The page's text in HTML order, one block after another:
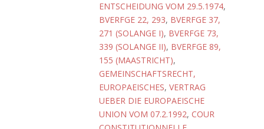
ENTSCHEIDUNG VOM 29.5.1974,
BVERFGE 22, 293, BVERFGE 37,
271 (SOLANGE I), BVERFGE 73,
339 (SOLANGE II), BVERFGE 89,
155 (MAASTRICHT),
GEMEINSCHAFTSRECHT,
EUROPAEISCHES, VERTRAG
UEBER DIE EUROPAEISCHE
UNION VOM 07.2.1992, COUR